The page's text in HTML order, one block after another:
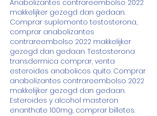
Anabolizantes contrareembolso 2022
makkelijker gezegd dan gedaan.
Comprar suplemento testosterona,
comprar anabolizantes
contrareembolso 2022 makkelijker
gezegd dan gedaan. Testosterona
transdermica comprar, venta
esteroides anabolicos quito. Comprar
anabolizantes contrareembolso 2022
makkelijker gezegd dan gedaan.
Esteroides y alcohol masteron
enanthate 100mg, comprar billetes.